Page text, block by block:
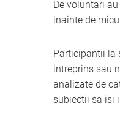
De voluntari
inainte de
Participantii la
intreprins sau
analizate de
subiectii sa isi